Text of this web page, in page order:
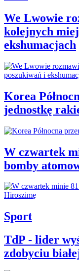
We Lwowie
kolejnych
ekshumacjach
Korea
jednostkę
W czwartek
bomby
Sport
TdP - lider
zdobyciu